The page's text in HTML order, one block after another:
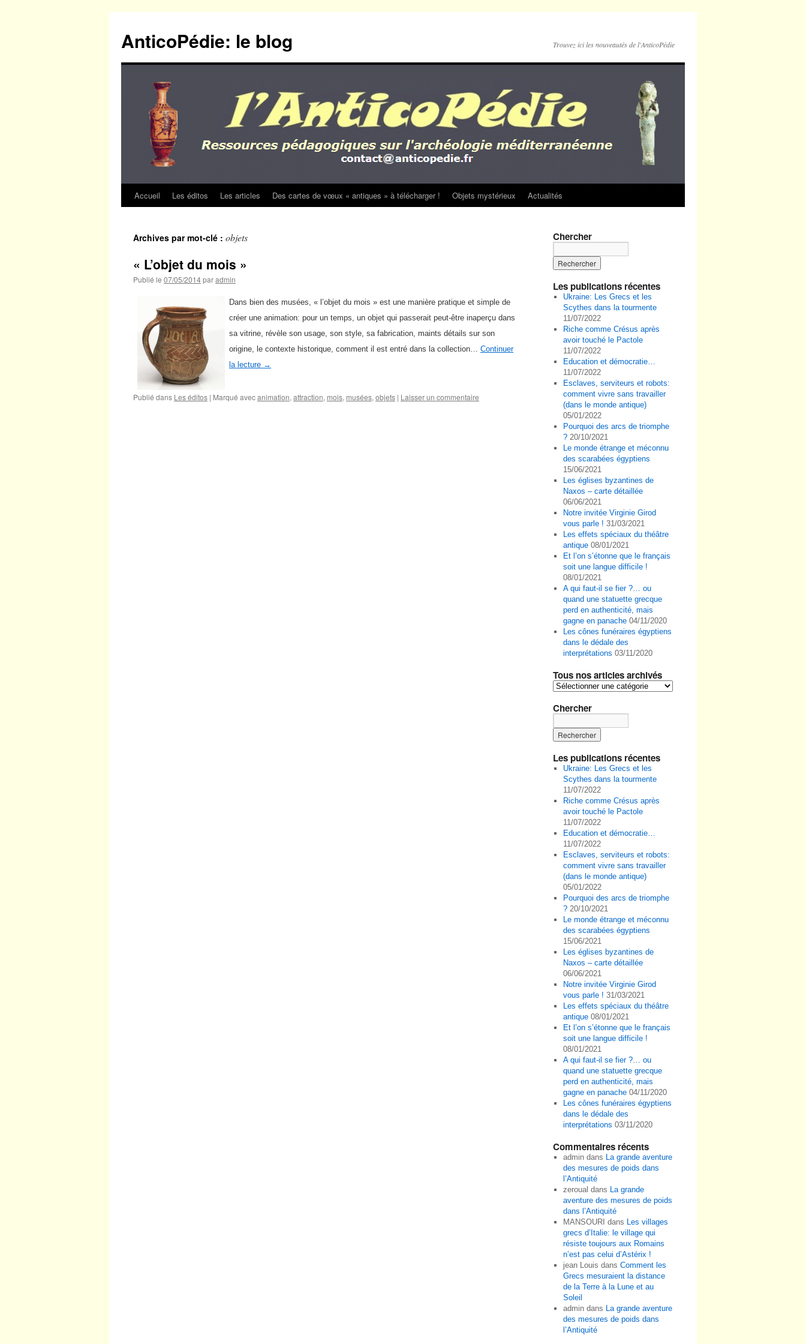
contenu
AnticoPédie: le blog Trouvez ici les nouveautés de l'AnticoPédie
Accueil Les éditos Les articles Des cartes de vœux « antiques » à télécharger ! Objets mystérieux Actualités
Archives par mot-clé : objets
« L’objet du mois »
Publié le 07/05/2014paradmin
Dans bien des musées, « l’objet du mois » est une manière pratique et simple de
créer une animation: pour un temps, un objet qui passerait peut-être inaperçu dans
sa vitrine, révèle son usage, son style, sa fabrication, maints détails sur son
origine, le contexte historique, comment il est entré dans la collection… Continuer
la lecture →
Publié dans Les éditos | Marqué avecanimation, attraction, mois, musées, objets | Laisser un commentaire
Chercher
Les publications récentes
Ukraine: Les Grecs et les
Scythes dans la tourmente
11/07/2022
Riche comme Crésus après
avoir touché le Pactole
11/07/2022
Education et démocratie…
11/07/2022
Esclaves, serviteurs et robots:
comment vivre sans travailler
(dans le monde antique)
05/01/2022
Pourquoi des arcs de triomphe
? 20/10/2021
Le monde étrange et méconnu
des scarabées égyptiens
15/06/2021
Les églises byzantines de
Naxos – carte détaillée
06/06/2021
Notre invitée Virginie Girod
vous parle ! 31/03/2021
Les effets spéciaux du théâtre
antique 08/01/2021
Et l’on s’étonne que le français
soit une langue difficile !
08/01/2021
A qui faut-il se fier ?… ou
quand une statuette grecque
perd en authenticité, mais
gagne en panache 04/11/2020
Les cônes funéraires égyptiens
dans le dédale des
interprétations 03/11/2020
Tous nos articles archivés
Tous
articles
Chercher
Les publications récentes
Ukraine: Les Grecs et les
Scythes dans la tourmente
11/07/2022
Riche comme Crésus après
avoir touché le Pactole
11/07/2022
Education et démocratie…
11/07/2022
Esclaves, serviteurs et robots:
comment vivre sans travailler
(dans le monde antique)
05/01/2022
Pourquoi des arcs de triomphe
? 20/10/2021
Le monde étrange et méconnu
des scarabées égyptiens
15/06/2021
Les églises byzantines de
Naxos – carte détaillée
06/06/2021
Notre invitée Virginie Girod
vous parle ! 31/03/2021
Les effets spéciaux du théâtre
antique 08/01/2021
Et l’on s’étonne que le français
soit une langue difficile !
08/01/2021
A qui faut-il se fier ?… ou
quand une statuette grecque
perd en authenticité, mais
gagne en panache 04/11/2020
Les cônes funéraires égyptiens
dans le dédale des
interprétations 03/11/2020
Commentaires récents
admindans La grande aventure
des mesures de poids dans
l’Antiquité
zeroual dans La grande
aventure des mesures de poids
dans l’Antiquité
MANSOURI dans Les villages
grecs d’Italie: le village qui
résiste toujours aux Romains
n’est pas celui d’Astérix !
jean Louis dans Comment les
Grecs mesuraient la distance
de la Terre à la Lune et au
Soleil
admindans La grande aventure
des mesures de poids dans
l’Antiquité